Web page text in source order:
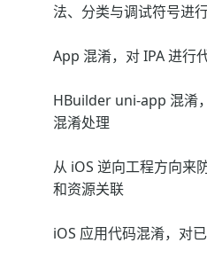
法、分类与调试符号进
App 混淆，对 IPA 进行
HBuilder uni-app 混淆
混淆处理
从 iOS 逆向工程方向来
和资源关联
iOS 应用代码混淆，对